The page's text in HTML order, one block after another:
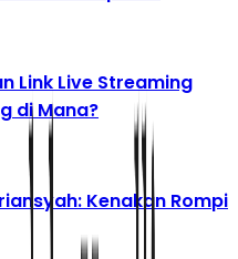
Link Live Streaming
di Mana?
Kenakan Rompi